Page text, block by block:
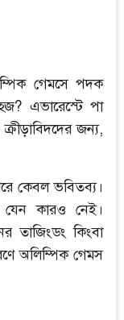
গেমসে পদক
এভারেস্টে পা
জন্য,
কেবল ভবিতব্য।
কারও নেই।
তাজিংডং কিংবা
অলিম্পিক গেমস